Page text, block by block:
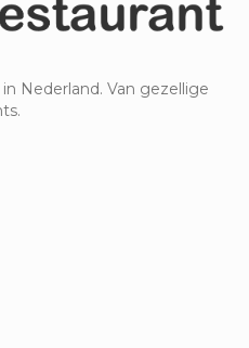
Nederland. Van gezellige